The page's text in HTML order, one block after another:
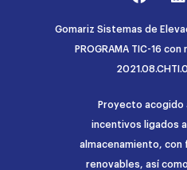
Gomariz Sistemas de
PROGRAMA TIC-16
Proyecto acogido
incentivos ligados
almacenamiento,
renovables, así